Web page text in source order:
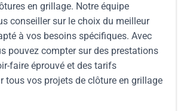
en grillage. Notre équipe
conseiller sur le choix du meilleur
à vos besoins spécifiques. Avec
pouvez compter sur des prestations
faire éprouvé et des tarifs
tous vos projets de clôture en grillage